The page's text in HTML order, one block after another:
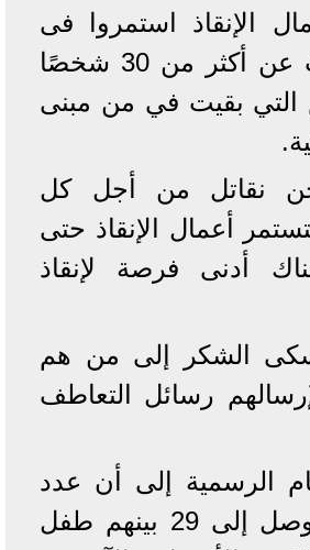
الإنقاذ استمروا فى
عملهم للبحث عن أكثر من 30 شخصًا
التي بقيت في من مبنى
نقاتل من أجل كل
أعمال الإنقاذ حتى
أدنى فرصة لإنقاذ
الشكر إلى من هم
رسائل التعاطف
الرسمية إلى أن عدد
قتلى الغارة وصل إلى 29 بينهم طفل